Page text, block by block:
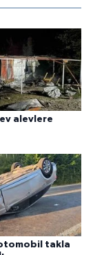
alevlere
takla